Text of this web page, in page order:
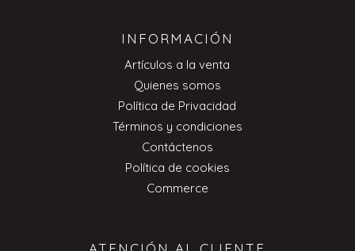
INFORMACIÓN
Artículos a la venta
Quienes somos
Política de Privacidad
Términos y condiciones
Contáctenos
Política de cookies
Commerce